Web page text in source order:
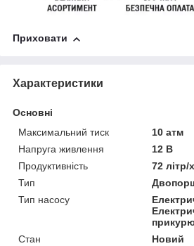
Приховати
Характеристики
Основні
Максимальний тиск
10 атм
Напруга живлення
12 В
Продуктивність
72 літр/
Тип
Тип насосу
Стан
Новий